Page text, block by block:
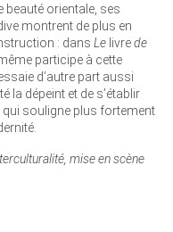
orientale, ses
montrent de plus en
: dans Le livrede
participe à cette
d’autre part aussi
la dépeint et de s’établir
souligne plus fortement
mise en scène